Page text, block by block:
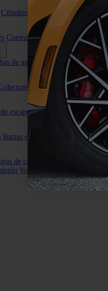
Cilindros de freno Componentes
Correas alternador Correas y
de agua Electroventiladores
de admisión Filtros de
escape Filtros de partículas
Barras estabilizadoras Bieletas y
de cambios automáticas
Volantes de motor